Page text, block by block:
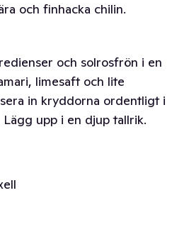
och finhacka chilin.
och solrosfrön i en
limesaft och lite
in kryddorna ordentligt i
Lägg upp i en djup tallrik.